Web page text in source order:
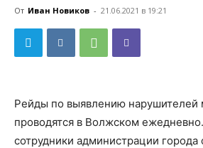
От Иван Новиков - 21.06.2021 в 19:21
Рейды по выявлению нарушителей
проводятся в Волжском
сотрудники администрации города